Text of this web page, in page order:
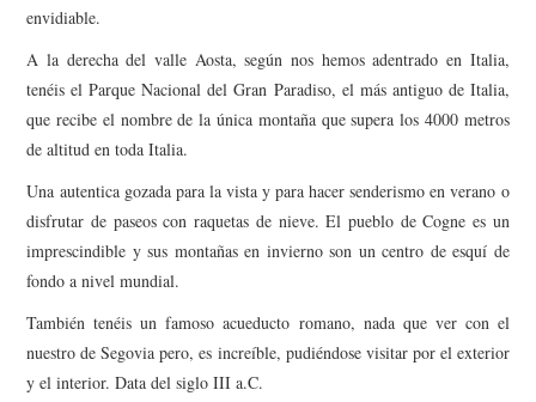
envidiable.
A la derecha del valle Aosta, según nos hemos adentrado en Italia,
tenéis el Parque Nacional del Gran Paradiso, el más antiguo de Italia,
que recibe el nombre de la única montaña que supera los 4000 metros
de altitud en toda Italia.
Una autentica gozada para la vista y para hacer senderismo en verano o
disfrutar de paseos con raquetas de nieve. El pueblo de Cogne es un
imprescindible y sus montañas en invierno son un centro de esquí de
fondo a nivel mundial.
También tenéis un famoso acueducto romano, nada que ver con el
nuestro de Segovia pero, es increíble, pudiéndose visitar por el exterior
y el interior. Data del siglo III a.C.